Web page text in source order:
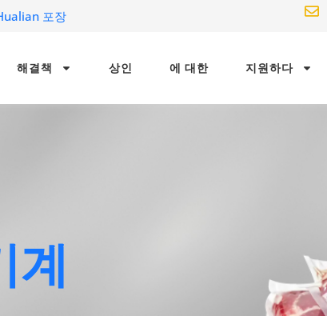
포장
해결책 상인 에 대한 지원하다
계